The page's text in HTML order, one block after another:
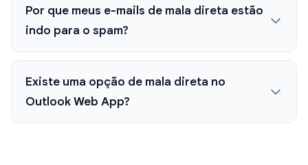
Por que meus e-mails de mala direta estão
indo para o spam?
Existe uma opção de mala direta no
Outlook Web App?